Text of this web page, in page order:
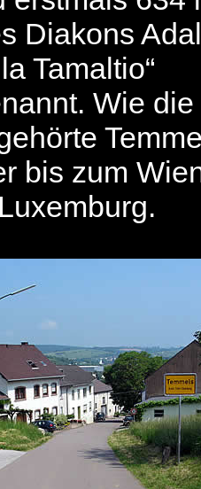
Diakons
Tamaltio“
Wie die
bis zum